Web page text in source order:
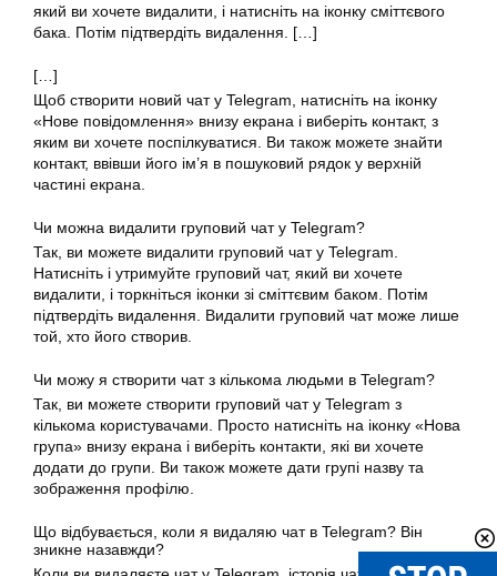
який ви хочете видалити, і натисніть на іконку сміттєвого
бака. Потім підтвердіть видалення. […]
[…]
Щоб створити новий чат у Telegram, натисніть на іконку
«Нове повідомлення» внизу екрана і виберіть контакт, з
яким ви хочете поспілкуватися. Ви також можете знайти
контакт, ввівши його ім’я в пошуковий рядок у верхній
частині екрана.
Чи можна видалити груповий чат у Telegram?
Так, ви можете видалити груповий чат у Telegram.
Натисніть і утримуйте груповий чат, який ви хочете
видалити, і торкніться іконки зі сміттєвим баком. Потім
підтвердіть видалення. Видалити груповий чат може лише
той, хто його створив.
Чи можу я створити чат з кількома людьми в Telegram?
Так, ви можете створити груповий чат у Telegram з
кількома користувачами. Просто натисніть на іконку «Нова
група» внизу екрана і виберіть контакти, які ви хочете
додати до групи. Ви також можете дати групі назву та
зображення профілю.
Що відбувається, коли я видаляю чат в Telegram? Він
зникне назавжди?